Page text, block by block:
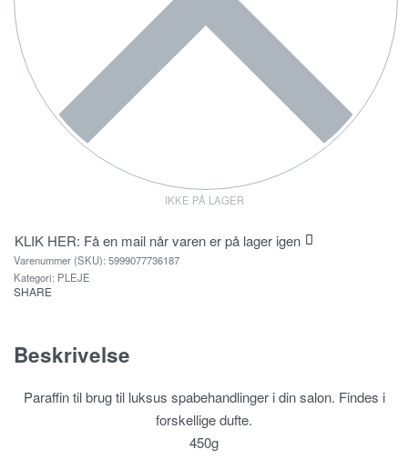
IKKE PÅ LAGER
KLIK HER: Få en mail når varen er på lager igen
5999077736187
Kategori: PLEJE
SHARE
Beskrivelse
Paraffin til brug til luksus spabehandlinger i din salon. Findes i
forskellige dufte.
450g